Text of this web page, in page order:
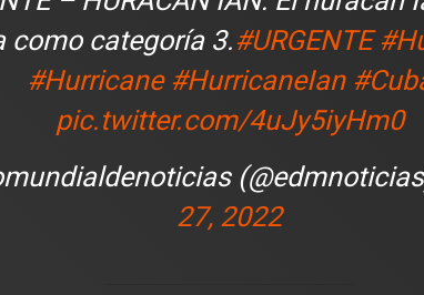
como categoría 3.#URGENTE
#Hurricane #HurricaneIan
pic.twitter.com/4uJy5iyHm0
27, 2022
y
de
Travis Scott lanza camiseta de
edición limitada del FC Barcelona